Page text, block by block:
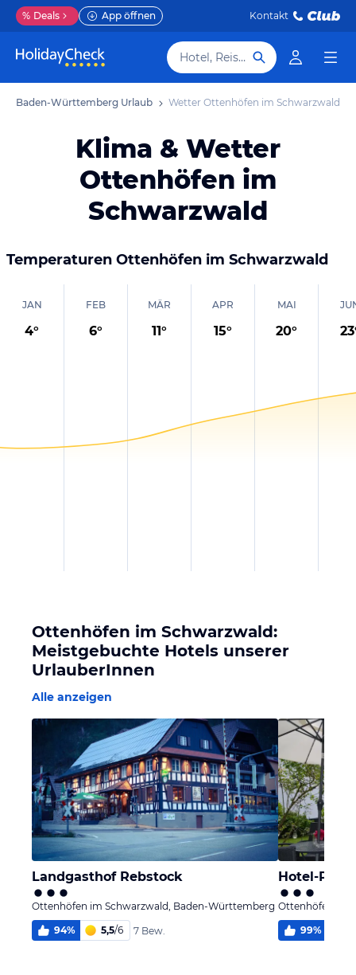
% Deals App öffnen Kontakt
Hotel, Reiseziel
Baden-Württemberg Urlaub Wetter Ottenhöfen im Schwarzwald
Klima & Wetter
Ottenhöfen im
Schwarzwald
Temperaturen Ottenhöfen im Schwarzwald
JAN
4°
FEB
6°
MÄR
11°
APR
15°
MAI
20° 23
Ottenhöfen im Schwarzwald:
Meistgebuchte Hotels unserer
UrlauberInnen
Alle anzeigen
Landgasthof Rebstock
Ottenhöfen im Schwarzwald, Baden-Württemberg
94% 5,5/6 7 Bew.
Hotel-
Ottenhöfen im
99%